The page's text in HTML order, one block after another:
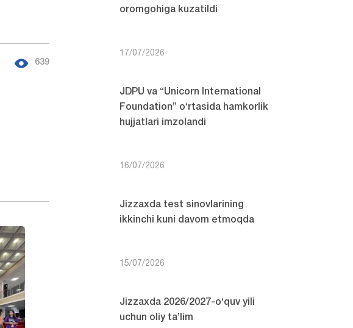
639
oromgohiga kuzatildi
17/07/2026
JDPU va “Unicorn International
Foundation” o‘rtasida hamkorlik
hujjatlari imzolandi
16/07/2026
Jizzaxda test sinovlarining
ikkinchi kuni davom etmoqda
15/07/2026
Jizzaxda 2026/2027-o‘quv yili
uchun oliy ta’lim